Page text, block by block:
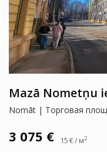
Mazā Nometņu
Nomāt | Tорговая
3 075 € 15 € / м2